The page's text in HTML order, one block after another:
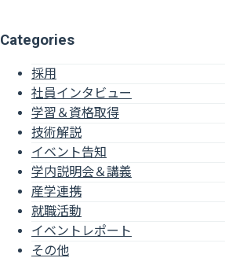
Categories
採用
社員インタビュー
学習＆資格取得
技術解説
イベント告知
学内説明会＆講義
産学連携
就職活動
イベントレポート
その他